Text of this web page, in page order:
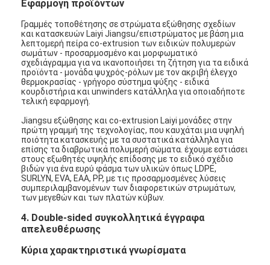
Σπίτι
Προϊόντα
Περίπου εμείς
Εφαρμογή προϊόντων
Γραμμές τοποθέτησης σε στρώματα εξώθησης σχεδίων
και κατασκευών Laiyi Jiangsu/επιστρώματος με βάση μια
λεπτομερή πείρα co-extrusion των ειδικών πολυμερών
σωμάτων - προσαρμοσμένο και μορφωματικό
σχεδιάγραμμα για να ικανοποιήσει τη ζήτηση για τα ειδικά
προϊόντα - μονάδα ψυχρός-ρόλων με τον ακριβή έλεγχο
θερμοκρασίας - γρήγορο σύστημα ψύξης - ειδικά
κουρδιστήρια και unwinders κατάλληλα για οποιαδήποτε
τελική εφαρμογή.
Jiangsu εξώθησης και co-extrusion Laiyi μονάδες στην
πρώτη γραμμή της τεχνολογίας, που καυχάται μια υψηλή
ποιότητα κατασκευής με τα συστατικά κατάλληλα για
επίσης τα διαβρωτικά πολυμερή σώματα. έχουμε εστιάσει
στους εξωθητές υψηλής επίδοσης με το ειδικό σχέδιο
βιδών για ένα ευρύ φάσμα των υλικών όπως LDPE,
SURLYN, EVA, EAA, PP, με τις προσαρμοσμένες λύσεις
συμπεριλαμβανομένων των διαφορετικών στρωμάτων,
των μεγεθών και των πλατών κύβων.
4. Double-sided συγκολλητικά έγγραφα
απελευθέρωσης
Κύρια χαρακτηριστικά γνωρίσματα